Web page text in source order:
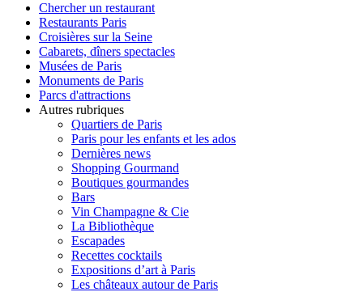
Chercher un restaurant
Restaurants Paris
Croisières sur la Seine
Cabarets, dîners spectacles
Musées de Paris
Monuments de Paris
Parcs d'attractions
Autres rubriques
Quartiers de Paris
Paris pour les enfants et les ados
Dernières news
Shopping Gourmand
Boutiques gourmandes
Bars
Vin Champagne & Cie
La Bibliothèque
Escapades
Recettes cocktails
Expositions d’art à Paris
Les châteaux autour de Paris